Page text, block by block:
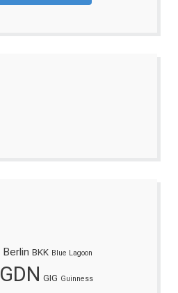
Berlin BKK Blue Lagoon
GDN GIG Guinness